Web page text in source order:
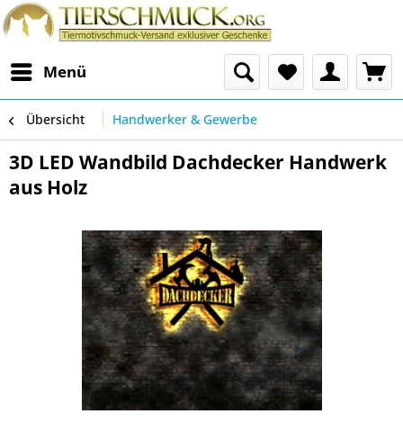
Menü
Übersicht Handwerker & Gewerbe
3D LED Wandbild Dachdecker Handwerk
aus Holz